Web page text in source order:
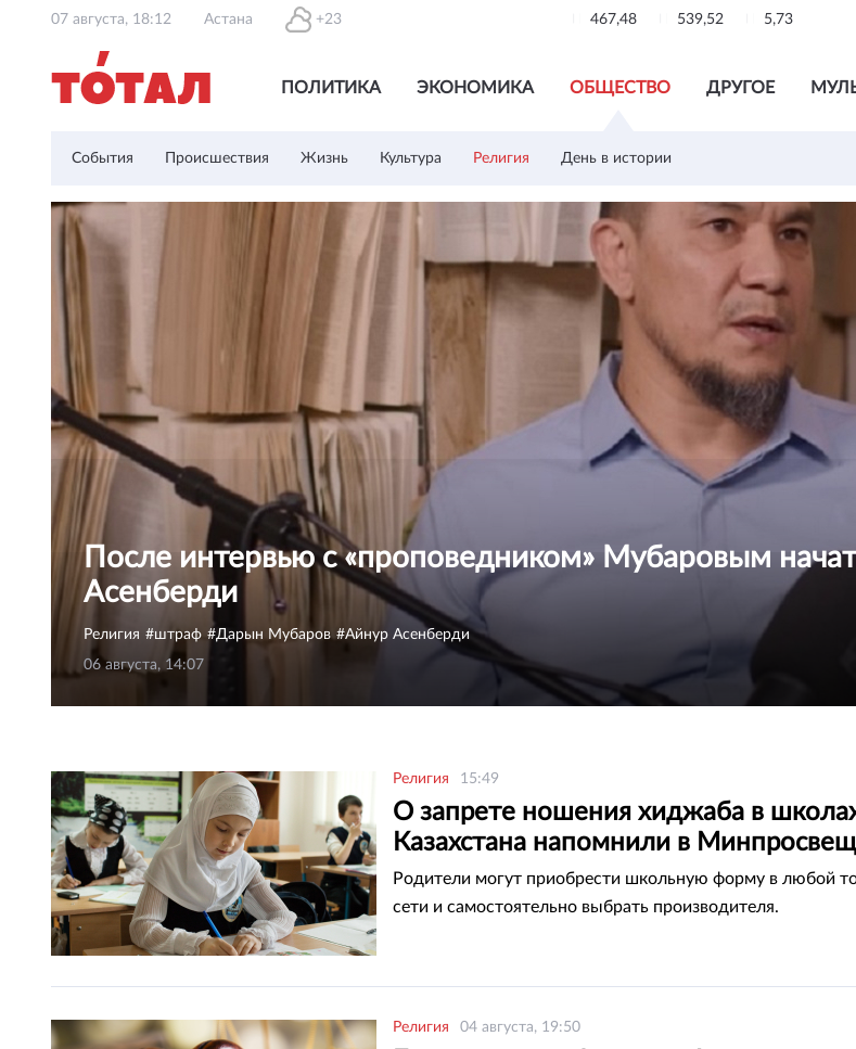
07 августа, 18:12 Астана +23 467,48 539,52 5,73
ПОЛИТИКА ЭКОНОМИКА ОБЩЕСТВО ДРУГОЕ
События Происшествия Жизнь Культура Религия День в истории
После интервью с «проповедником» Мубаровым
Асенберди
Религия штраф Дарын Мубаров
Айнур Асенберди
06 августа, 14:07
Религия 15:49
О запрете ношения хиджаба в
Казахстана напомнили в
Родители могут приобрести школьную форму в любой
сети и самостоятельно выбрать производителя.
Религия 04 августа, 19:50